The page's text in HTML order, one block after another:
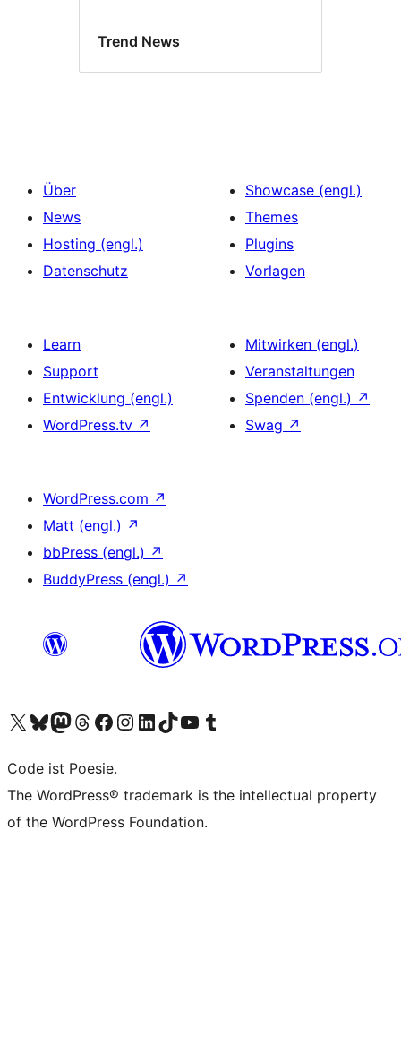
Trend News
Über
News
Hosting (engl.)
Datenschutz
Showcase (engl.)
Themes
Plugins
Vorlagen
Learn
Support
Entwicklung (engl.)
WordPress.tv ↗
Mitwirken (engl.)
Veranstaltungen
Spenden (engl.) ↗
Swag ↗
WordPress.com ↗
Matt (engl.) ↗
bbPress (engl.) ↗
BuddyPress (engl.) ↗
Das X-Konto (früher Twitter) von WordPress.org besuchen
Das Bluesky-Konto von WordPress.org besuchen
Das Mastodon-Konto von WordPress.org besuchen
Das Threads-Konto von WordPress.org besuchen
Die Facebook-Seite von WordPress.org besuchen
Das Instagram-Konto von WordPress.org besuchen
Das LinkedIn-Konto von WordPress.org besuchen
Das TikTok-Konto von WordPress.org besuchen
Den YouTube-Kanal von WordPress.org besuchen
Das Tumblr-Konto von WordPress.org besuchen
Code ist Poesie.
The WordPress® trademark is the intellectual property
of the WordPress Foundation.